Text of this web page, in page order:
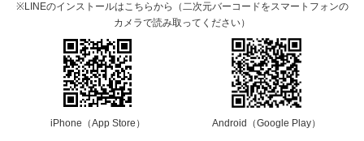
※LINEのインストールはこちらから（二次元バーコードをスマートフォンの
カメラで読み取ってください）
iPhone（App Store） Android（Google Play）